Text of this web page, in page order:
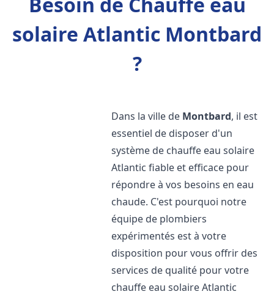
solaire Atlantic Montbard
?
Dans la ville de Montbard, il est
essentiel de disposer d'un
système de chauffe eau solaire
Atlantic fiable et efficace pour
répondre à vos besoins en eau
chaude. C'est pourquoi notre
équipe de plombiers
expérimentés est à votre
disposition pour vous offrir des
services de qualité pour votre
chauffe eau solaire Atlantic